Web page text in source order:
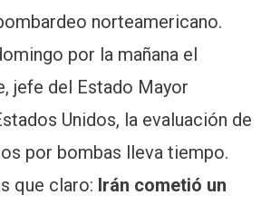
norteamericano.
por la mañana el
jefe del Estado Mayor
Unidos, la evaluación de
​​por bombas lleva tiempo.
que claro: Irán cometió un